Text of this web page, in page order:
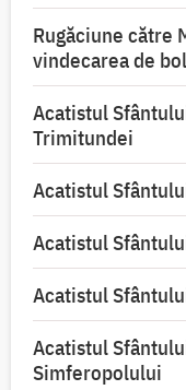
Rugăciune către
vindecarea de
Acatistul
Trimitundei
Acatistul
Acatistul
Acatistul
Acatistul
Simferopolului